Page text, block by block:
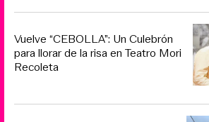
Vuelve “CEBOLLA”: Un Culebrón
para llorar de la risa en Teatro Mori
Recoleta